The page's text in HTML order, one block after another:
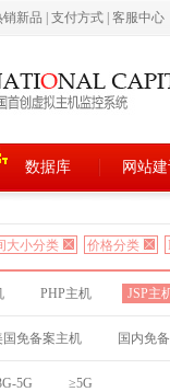
销新品 支付方式 客服中心
数据库 网站
大小分类 价格分类
PHP主机 JSP主
国免备案主机 国内免
5G ≥5G